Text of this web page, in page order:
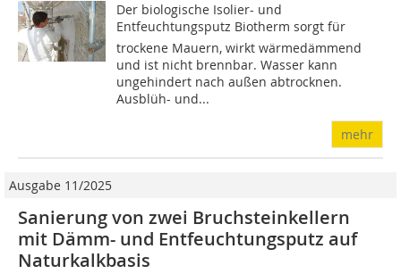
Der biologische Isolier- und
Entfeuchtungsputz Biotherm sorgt für
trockene Mauern, wirkt wärmedämmend
und ist nicht brennbar. Wasser kann
ungehindert nach außen abtrocknen.
Ausblüh- und...
mehr
Ausgabe 11/2025
Sanierung von zwei Bruchsteinkellern
mit Dämm- und Entfeuchtungsputz auf
Naturkalkbasis